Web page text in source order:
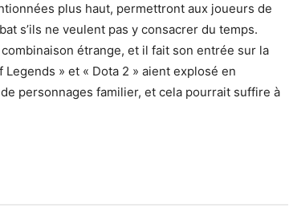
plus haut, permettront aux joueurs de
s’ils ne veulent pas y consacrer du temps.
étrange, et il fait son entrée sur la
» et « Dota 2 » aient explosé en
personnages familier, et cela pourrait suffire à